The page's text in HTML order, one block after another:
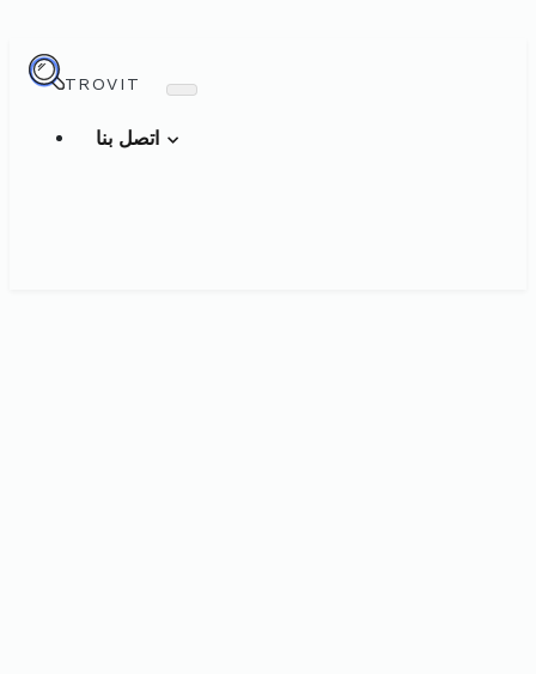
TROVIT